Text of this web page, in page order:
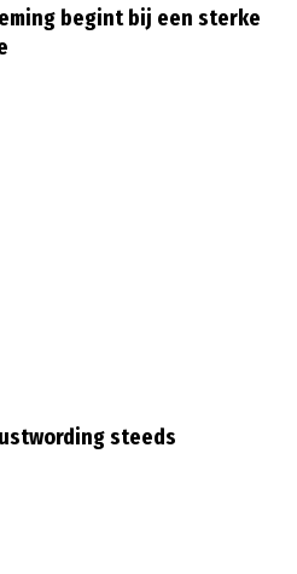
begint bij een sterke
steeds